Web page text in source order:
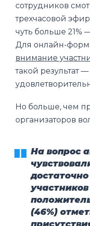
сотрудников
трехчасовой
чуть больше 21%
Для онлайн-
внимание
такой результат
Но больше, чем
организаторов
На вопрос
(46%)